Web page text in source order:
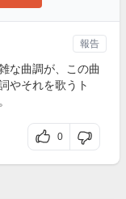
な曲調が、この曲
やそれを歌うト
0
報告